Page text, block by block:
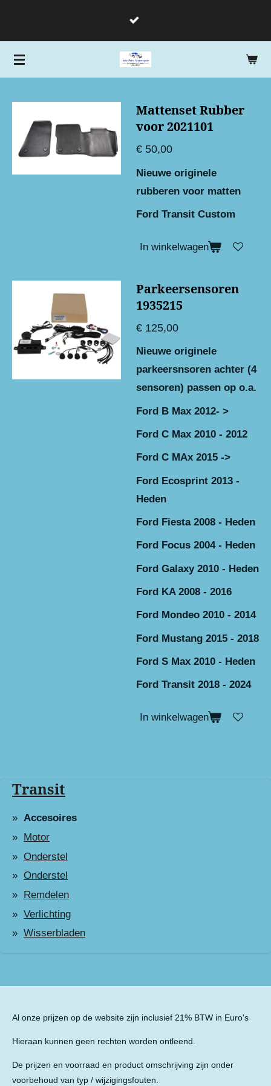
de
Mattenset Rubber
voor 2021101
€ 50,00
Nieuwe originele
rubberen voor matten
Ford Transit Custom
In winkelwagen
Parkeersensoren
1935215
€ 125,00
Nieuwe originele
parkeersnsoren achter (4
sensoren) passen op o.a.
Ford B Max 2012- >
Ford C Max 2010 - 2012
Ford C MAx 2015 ->
Ford Ecosprint 2013 -
Heden
Ford Fiesta 2008 - Heden
Ford Focus 2004 - Heden
Ford Galaxy 2010 - Heden
Ford KA 2008 - 2016
Ford Mondeo 2010 - 2014
Ford Mustang 2015 - 2018
Ford S Max 2010 - Heden
Ford Transit 2018 - 2024
In winkelwagen
Transit
Accesoires
Motor
Onderstel
Onderstel
Remdelen
Verlichting
Wisserbladen
Al onze prijzen op de website zijn inclusief 21% BTW in Euro's
Hieraan kunnen geen rechten worden ontleend.
De prijzen en voorraad en product omschrijving zijn onder
voorbehoud van typ / wijzigingsfouten.